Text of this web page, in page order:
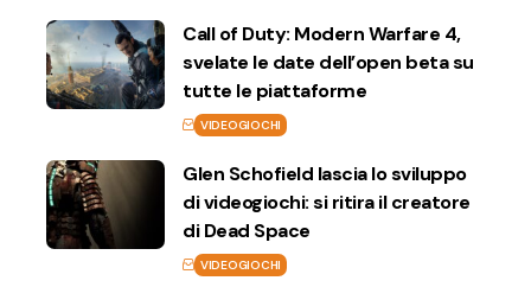
Call of Duty: Modern Warfare 4,
svelate le date dell’open beta su
tutte le piattaforme
VIDEOGIOCHI
Glen Schofield lascia lo sviluppo
di videogiochi: si ritira il creatore
di Dead Space
VIDEOGIOCHI